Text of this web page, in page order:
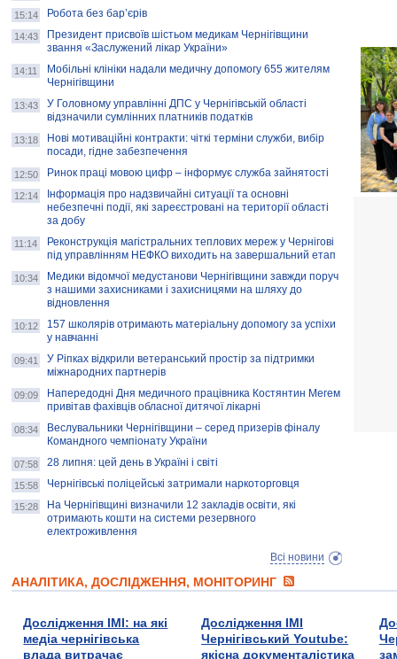
написало про чернігівця Патрона: хто і
скільки на ньому заробляє? І куди
витрачають?
15:14 Робота без бар’єрів
14:43
Президент присвоїв шістьом медикам Чернігівщини
звання «Заслужений лікар України»
14:11
Мобільні клініки надали медичну допомогу 655 жителям
Чернігівщини
13:43
У Головному управлінні ДПС у Чернігівській області
відзначили сумлінних платників податків
13:18
Нові мотиваційні контракти: чіткі терміни служби, вибір
посади, гідне забезпечення
12:50 Ринок праці мовою цифр – інформує служба зайнятості
12:14
Інформація про надзвичайні ситуації та основні
небезпечні події, які зареєстровані на території області
за добу
11:14
Реконструкція магістральних теплових мереж у Чернігові
під управлінням НЕФКО виходить на завершальний етап
10:34
Медики відомчої медустанови Чернігівщини завжди поруч
з нашими захисниками і захисницями на шляху до
відновлення
10:12
157 школярів отримають матеріальну допомогу за успіхи
у навчанні
09:41
У Ріпках відкрили ветеранський простір за підтримки
міжнародних партнерів
09:09
Напередодні Дня медичного працівника Костянтин Мегем
привітав фахівців обласної дитячої лікарні
08:34
Веслувальники Чернігівщини – серед призерів фіналу
Командного чемпіонату України
07:58 28 липня: цей день в Україні і світі
15:58 Чернігівські поліцейські затримали наркоторговця
15:28
На Чернігівщині визначили 12 закладів освіти, які
отримають кошти на системи резервного
електроживлення
Всі новини
АНАЛІТИКА, ДОСЛІДЖЕННЯ, МОНІТОРИНГ
Дослідження ІМІ: на які
медіа чернігівська
влада витрачає
Дослідження ІМІ
Чернігівський Youtube:
якісна документалістика